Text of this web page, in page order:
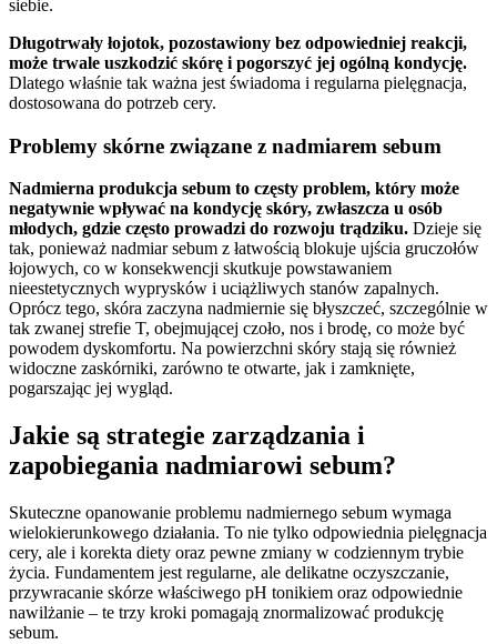
siebie.
Długotrwały łojotok, pozostawiony bez odpowiedniej reakcji,
może trwale uszkodzić skórę i pogorszyć jej ogólną kondycję.
Dlatego właśnie tak ważna jest świadoma i regularna pielęgnacja,
dostosowana do potrzeb cery.
Problemy skórne związane z nadmiarem sebum
Nadmierna produkcja sebum to częsty problem, który może
negatywnie wpływać na kondycję skóry, zwłaszcza u osób
młodych, gdzie często prowadzi do rozwoju trądziku. Dzieje się
tak, ponieważ nadmiar sebum z łatwością blokuje ujścia gruczołów
łojowych, co w konsekwencji skutkuje powstawaniem
nieestetycznych wyprysków i uciążliwych stanów zapalnych.
Oprócz tego, skóra zaczyna nadmiernie się błyszczeć, szczególnie w
tak zwanej strefie T, obejmującej czoło, nos i brodę, co może być
powodem dyskomfortu. Na powierzchni skóry stają się również
widoczne zaskórniki, zarówno te otwarte, jak i zamknięte,
pogarszając jej wygląd.
Jakie są strategie zarządzania i
zapobiegania nadmiarowi sebum?
Skuteczne opanowanie problemu nadmiernego sebum wymaga
wielokierunkowego działania. To nie tylko odpowiednia pielęgnacja
cery, ale i korekta diety oraz pewne zmiany w codziennym trybie
życia. Fundamentem jest regularne, ale delikatne oczyszczanie,
przywracanie skórze właściwego pH tonikiem oraz odpowiednie
nawilżanie – te trzy kroki pomagają znormalizować produkcję
sebum.